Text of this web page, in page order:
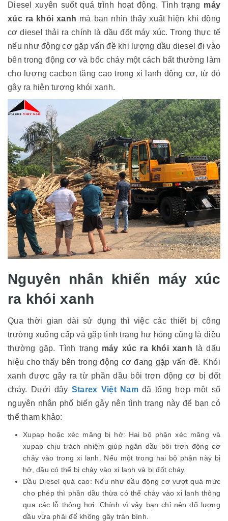
Diesel xuyên suốt quá trình hoạt động. Tình trạng máy
xúc ra khói xanh mà bạn nhìn thấy xuất hiện khi động
cơ diesel thải ra chính là dầu đốt máy xúc. Trong thực tế
nếu như động cơ gặp vấn đề khi lượng dầu diesel đi vào
bên trong động cơ và bốc cháy một cách bất thường làm
cho lượng cacbon tăng cao trong xi lanh động cơ, từ đó
gây ra hiện tượng khói xanh.
Nguyên nhân khiến máy xúc
ra khói xanh
Qua thời gian dài sử dụng thì việc các thiết bị công
trường xuống cấp và gặp tình trạng hư hỏng cũng là điều
thường gặp. Tình trạng máy xúc ra khói xanh là dấu
hiệu cho thấy bên trong động cơ đang gặp vấn đề. Khói
xanh được gây ra từ phần dầu bôi trơn động cơ bị đốt
cháy. Dưới đây Starex Việt Namđã tổng hợp một số
nguyên nhân phổ biến gây nên tình trạng này để bạn có
thể tham khảo:
Xupap hoặc xéc măng bị hở: Hai bộ phận xéc măng và
xupap chịu trách nhiệm giúp ngăn dầu bôi trơn động cơ
chảy vào trong xi lanh. Nếu một trong hai bộ phận này bị
hở, dầu có thể bị chảy vào xi lanh và bị đốt cháy.
Dầu Diesel quá cao: Nếu như dầu động cơ vượt quá mức
cho phép thì phần dầu thừa có thể chảy vào xi lanh thông
qua các lỗ thông hơi. Chính vì vậy bạn chỉ nên đổ lượng
dầu vừa phải để không gây tràn bình.